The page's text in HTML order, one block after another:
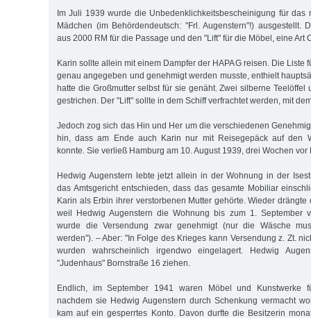
Im Juli 1939 wurde die Unbedenklichkeitsbescheinigung für das
Mädchen (im Behördendeutsch: "Frl. Augenstern"!) ausgestellt.
aus 2000 RM für die Passage und den "Lift" für die Möbel, eine Art
Karin sollte allein mit einem Dampfer der HAPAG reisen. Die Liste
genau angegeben und genehmigt werden musste, enthielt
hatte die Großmutter selbst für sie genäht. Zwei silberne Teelöffel
gestrichen. Der "Lift" sollte in dem Schiff verfrachtet werden, mit
Jedoch zog sich das Hin und Her um die verschiedenen
hin, dass am Ende auch Karin nur mit Reisegepäck auf den
konnte. Sie verließ Hamburg am 10. August 1939, drei Wochen vor
Hedwig Augenstern lebte jetzt allein in der Wohnung in der
das Amtsgericht entschieden, dass das gesamte Mobiliar
Karin als Erbin ihrer verstorbenen Mutter gehörte. Wieder drängte
weil Hedwig Augenstern die Wohnung bis zum 1. September
wurde die Versendung zwar genehmigt (nur die Wäsche
werden"). – Aber: "In Folge des Krieges kann Versendung z. Zt.
wurden wahrscheinlich irgendwo eingelagert. Hedwig
"Judenhaus" Bornstraße 16 ziehen.
Endlich, im September 1941 waren Möbel und Kunstwerke
nachdem sie Hedwig Augenstern durch Schenkung vermacht
kam auf ein gesperrtes Konto. Davon durfte die Besitzerin